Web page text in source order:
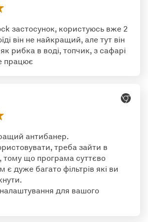
застосунок, користуюсь вже 2
він не найкращий, але тут він
рибка в воді, топчик, з сафарі
працює
антибанер.
треба зайти в
тому що програма суттєво
є дуже багато фільтрів які ви
для вашого